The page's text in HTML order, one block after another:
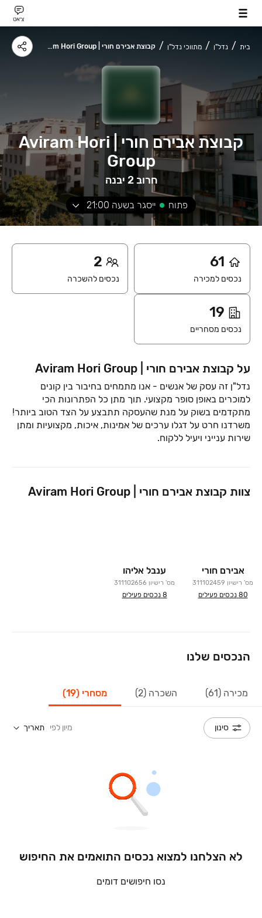
צ׳אט
בית נדל"ן מתווכי נדל"ן קבוצת אבירם חורי | Aviram Hori Group
קבוצת אבירם חורי | Aviram Hori
Group
חרוב 2 יבנה
פתוח ייסגר בשעה 21:00
61
נכסים למכירה
2
נכסים להשכרה
19
נכסים מסחריים
על קבוצת אבירם חורי | Aviram Hori Group
נדל"ן זה עסק של אנשים - אנו מתמחים בחיבור בין קונים
למוכרים באופן סופר מקצועי. תוך מתן כל הפתרונות הכי
מתקדמים בשוק על מנת שהעסקה תתבצע על הצד הטוב ביותר!
משרדנו חרט על דגלו ערכים של אמינות, איכות, מקצועיות ומתן
שירות ענייני ויעיל ללקוח.
צוות קבוצת אבירם חורי | Aviram Hori Group
אבירם חורי
מס' רישיון 311102459
80 נכסים פעילים
ענבל אליהו
מס' רישיון 311102656
8 נכסים פעילים
הנכסים שלנו
מכירה (61) השכרה (2) מסחרי (19)
סינון מיון לפי תאריך
לא הצלחנו למצוא נכסים התואמים את החיפוש
נסו חיפושים דומים